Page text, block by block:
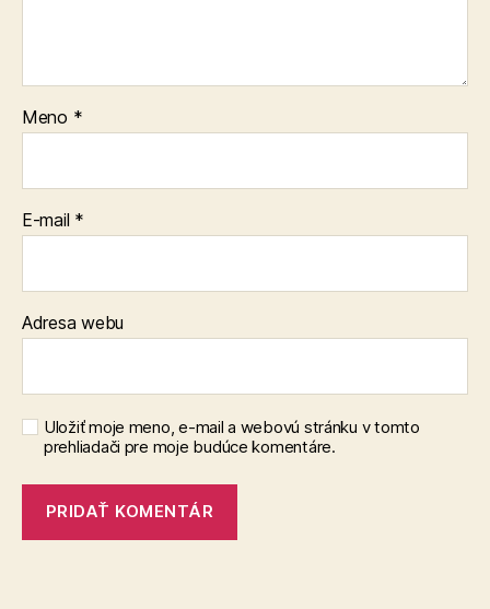
Meno *
E-mail *
Adresa webu
Uložiť moje meno, e-mail a webovú stránku v tomto
prehliadači pre moje budúce komentáre.